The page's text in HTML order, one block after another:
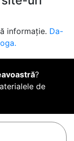
informație. Da-
?
de